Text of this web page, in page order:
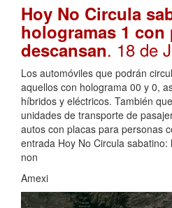
Hoy No Circula
hologramas 1 con
descansan. 18 de
Los automóviles que podrán
aquellos con holograma 00 y 0,
híbridos y eléctricos. También
unidades de transporte de
autos con placas para personas
entrada Hoy No Circula
non
Amexi